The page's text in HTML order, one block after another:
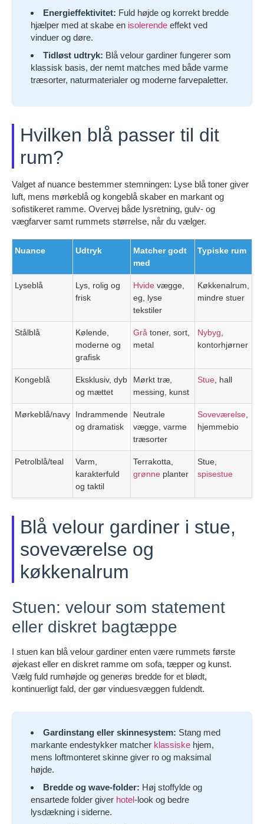
Energieffektivitet: Fuld højde og korrekt bredde
hjælper med at skabe en isolerende effekt ved
vinduer og døre.
Tidløst udtryk: Blå velour gardiner fungerer som
klassisk basis, der nemt matches med både varme
træsorter, naturmaterialer og moderne farvepaletter.
Hvilken blå passer til dit
rum?
Valget af nuance bestemmer stemningen: Lyse blå toner giver
luft, mens mørkeblå og kongeblå skaber en markant og
sofistikeret ramme. Overvej både lysretning, gulv- og
vægfarver samt rummets størrelse, når du vælger.
Nuance Udtryk
Matcher godt
med
Typiske rum
Lyseblå
Lys, rolig og
frisk
Hvide vægge,
eg, lyse
tekstiler
Køkkenalrum,
mindre stuer
Stålblå
Kølende,
moderne og
grafisk
Grå toner, sort,
metal
Nybyg
kontorhjørner
Kongeblå
Eksklusiv, dyb
og mættet
Mørkt træ,
messing, kunst
Stue , hall
Mørkeblå/navy
Indrammende
og dramatisk
Neutrale
vægge, varme
træsorter
Soveværelse
hjemmebio
Petrolblå/teal
Varm,
karakterfuld
og taktil
Terrakotta,
grønne planter
Stue,
spisestue
Blå velour gardiner i stue,
soveværelse og
køkkenalrum
Stuen: velour som statement
eller diskret bagtæppe
I stuen kan blå velour gardiner enten være rummets første
øjekast eller en diskret ramme om sofa, tæpper og kunst.
Vælg fuld rumhøjde og generøs bredde for et blødt,
kontinuerligt fald, der gør vinduesvæggen fuldendt.
Gardinstang eller skinnesystem: Stang med
markante endestykker matcher klassiske hjem,
mens loftmonteret skinne giver ro og maksimal
højde.
Bredde og wave-folder: Høj stoffylde og
ensartede folder giver hotel-look og bedre
lysdækning i siderne.